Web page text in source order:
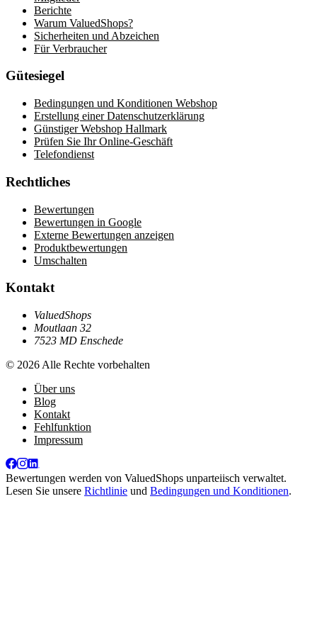
Berichte
Warum ValuedShops?
Sicherheiten und Abzeichen
Für Verbraucher
Gütesiegel
Bedingungen und Konditionen Webshop
Erstellung einer Datenschutzerklärung
Günstiger Webshop Hallmark
Prüfen Sie Ihr Online-Geschäft
Telefondienst
Rechtliches
Bewertungen
Bewertungen in Google
Externe Bewertungen anzeigen
Produktbewertungen
Umschalten
Kontakt
ValuedShops
Moutlaan 32
7523 MD Enschede
© 2026 Alle Rechte vorbehalten
Über uns
Blog
Kontakt
Fehlfunktion
Impressum
Bewertungen werden von ValuedShops unparteiisch verwaltet.
Lesen Sie unsere Richtlinie und Bedingungen und Konditionen.